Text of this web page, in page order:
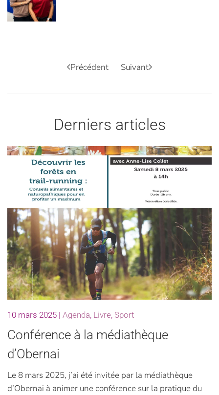
Précédent Suivant
Derniers articles
10 mars 2025 | Agenda, Livre, Sport
Conférence à la médiathèque
d’Obernai
Le 8 mars 2025, j’ai été invitée par la médiathèque
d’Obernai à animer une conférence sur la pratique du